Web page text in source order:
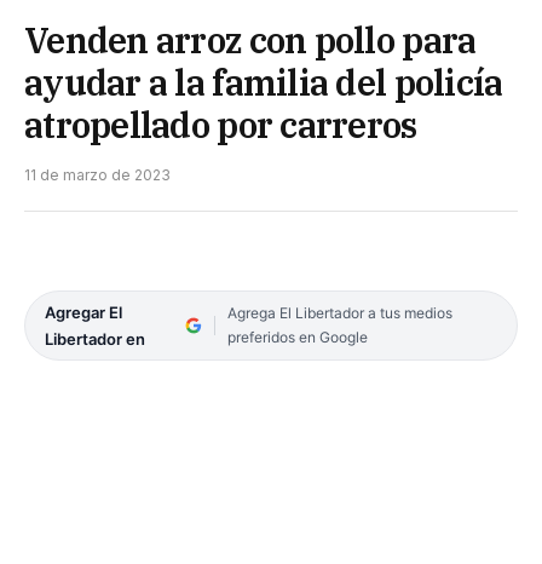
Venden arroz con pollo para
ayudar a la familia del policía
atropellado por carreros
11 de marzo de 2023
Agregar El
Libertador en
Agrega El Libertador a tus medios
preferidos en Google